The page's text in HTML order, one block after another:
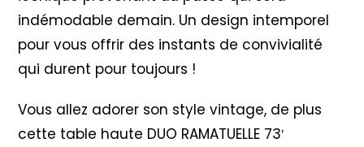
indémodable demain. Un design intemporel
pour vous offrir des instants de convivialité
qui durent pour toujours !
Vous allez adorer son style vintage, de plus
cette table haute DUO RAMATUELLE 73′